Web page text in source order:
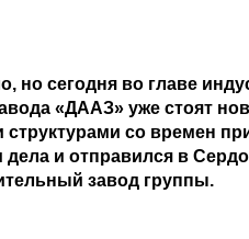
но сегодня во главе
«ДААЗ» уже стоят
со времен
и отправился в
завод группы.